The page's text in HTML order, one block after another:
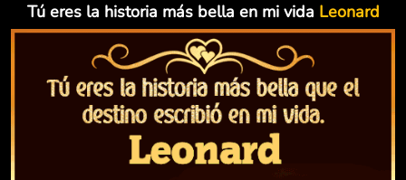
Tú eres la historia más bella en mi vida Leonard